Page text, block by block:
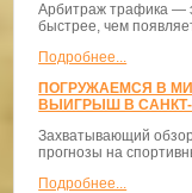
Арбитраж трафика —
быстрее, чем
Подробнее...
ПОГРУЖАЕМСЯ В
ВЫИГРЫШ В САНКТ-
Захватывающий
прогнозы на
Подробнее...